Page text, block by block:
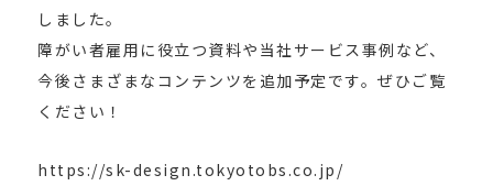
しました。
障がい者雇用に役立つ資料や当社サービス事例など、
今後さまざまなコンテンツを追加予定です。ぜひご覧
ください！
https://sk-design.tokyotobs.co.jp/